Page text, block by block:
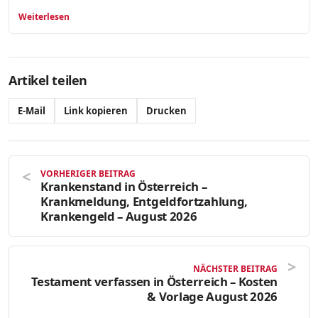
Weiterlesen
Artikel teilen
E-Mail Link kopieren Drucken
VORHERIGER BEITRAG
Krankenstand in Österreich –
Krankmeldung, Entgeldfortzahlung,
Krankengeld – August 2026
NÄCHSTER BEITRAG
Testament verfassen in Österreich – Kosten
& Vorlage August 2026